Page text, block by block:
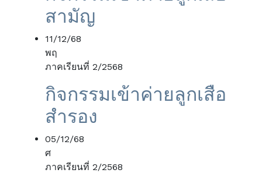
สามัญ
11/12/68
พฤ
ภาคเรียนที่ 2/2568
กิจกรรมเข้าค่ายลูกเสือ
สำรอง
05/12/68
ศ
ภาคเรียนที่ 2/2568